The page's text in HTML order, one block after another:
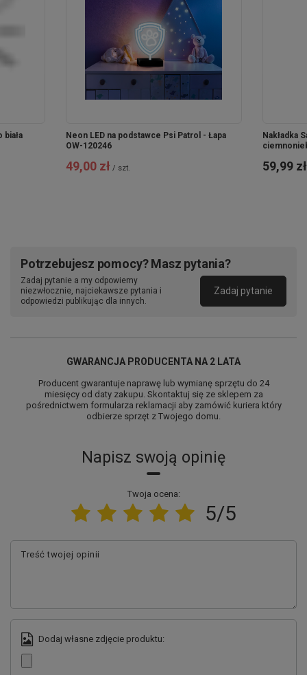
Odkryj nową serię neonów LED inspirowanych
ulubionymi bohaterami z „Psiego Patrolu”! Nasze lampy z
technologią NEON LED FLEX nie tylko emanują
wyjątkowym blaskiem, ale także wprowadzają do
Twojego wnętrza atmosferę magii i radości. Dzięki
stabilnej podstawce, te urocze dekoracje mogą stać na
biurku, półce czy stoliku, zapewniając bezpieczeństwo i
Zrób niespodziankę, która
zachwyci!
Marshall, Chase, Skye i reszta ekipy czekają, aby
rozświetlić codzienność Twojego dziecka i wprowadzić
prawdziwą, patrolową atmosferę. Idealne na prezent, do
biała
Neon LED na podstawce Psi Patrol - Łapa
OW-120246
49,00 zł / szt.
Nakładka
59,99 zł
Potrzebujesz pomocy? Masz pytania?
Zadaj pytanie a my odpowiemy
niezwłocznie, najciekawsze pytania i
odpowiedzi publikując dla innych.
Zadaj pytanie
GWARANCJA PRODUCENTA NA 2 LATA
Producent gwarantuje naprawę lub wymianę sprzętu do 24
miesięcy od daty zakupu. Skontaktuj się ze sklepem za
pośrednictwem formularza reklamacji aby zamówić kuriera który
odbierze sprzęt z Twojego domu.
Napisz swoją opinię
Twoja ocena:
5/5
Treść twojej opinii
Dodaj własne zdjęcie produktu: